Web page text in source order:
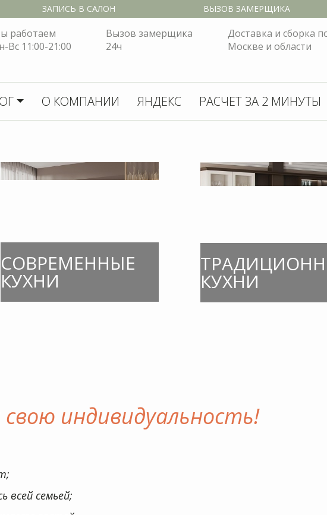
СОВРЕМЕННЫЕ